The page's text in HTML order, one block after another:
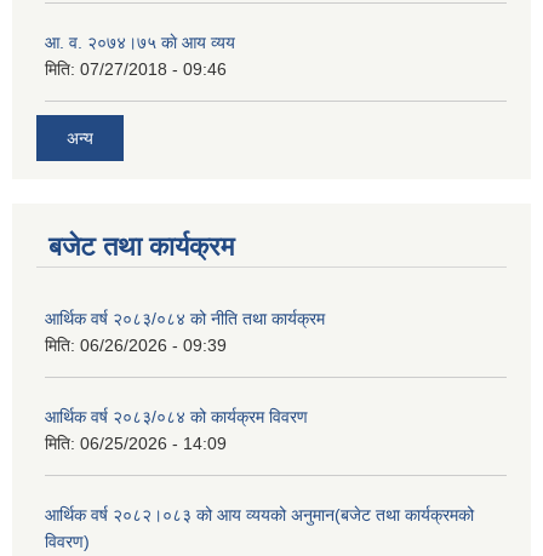
आ‍. व. २०७४।७५ काे आय व्यय
मिति: 07/27/2018 - 09:46
अन्य
बजेट तथा कार्यक्रम
आर्थिक वर्ष २०८३/०८४ को नीति तथा कार्यक्रम
मिति: 06/26/2026 - 09:39
आर्थिक वर्ष २०८३/०८४ को कार्यक्रम विवरण
मिति: 06/25/2026 - 14:09
आर्थिक वर्ष २०८२।०८३ को आय व्ययको अनुमान(बजेट तथा कार्यक्रमको
विवरण)